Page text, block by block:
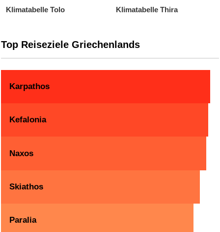
Klimatabelle Tolo Klimatabelle Thira
Top Reiseziele Griechenlands
Karpathos
Kefalonia
Naxos
Skiathos
Paralia